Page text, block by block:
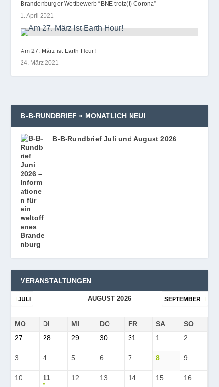
Brandenburger Wettbewerb “BNE trotz(t) Corona”
1. April 2021
Am 27. März ist Earth Hour!
24. März 2021
B‑B‑RUNDBRIEF » MONATLICH NEU!
B‑B-Rundbrief Juli und August 2026
VERANSTALTUNGEN
JULI AUGUST 2026 SEPTEMBER
MO DI MI DO FR SA
SO
27
28 29 30 31 1 2
3 4 5 6 7 8 9
10 11 12 13 14 15 16